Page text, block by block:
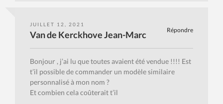
JUILLET 12, 2021
Répondre
Van de Kerckhove Jean-Marc
Bonjour , j’ai lu que toutes avaient été vendue !!!! Est
t’il possible de commander un modèle similaire
personnalisé à mon nom ?
Et combien cela coûterait t’il